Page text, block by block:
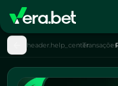
header.help_centerTransações